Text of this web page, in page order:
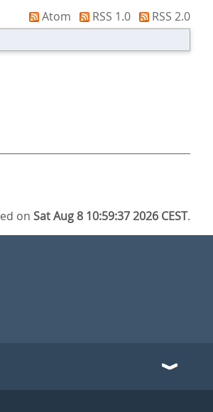
Atom RSS 1.0
RSS 2.0
onSat Aug 8 10:59:37 2026 CEST.